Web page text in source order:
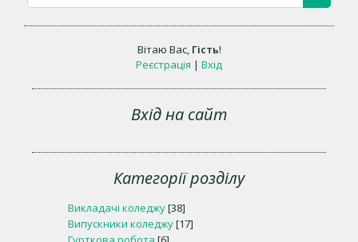
Вітаю Вас, Гість!
Реєстрація | Вхід
Вхід на сайт
Категорії розділу
Викладачі коледжу[38]
Випускники коледжу[17]